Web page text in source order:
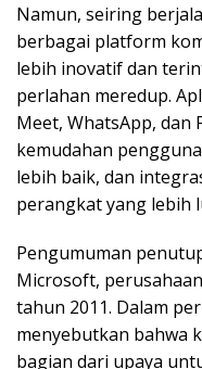
Namun, seiring
berbagai platform
lebih inovatif dan
perlahan meredup.
Meet, WhatsApp, dan
kemudahan
lebih baik, dan
perangkat yang lebih
Pengumuman
Microsoft,
tahun 2011. Dalam
menyebutkan bahwa
bagian dari upaya